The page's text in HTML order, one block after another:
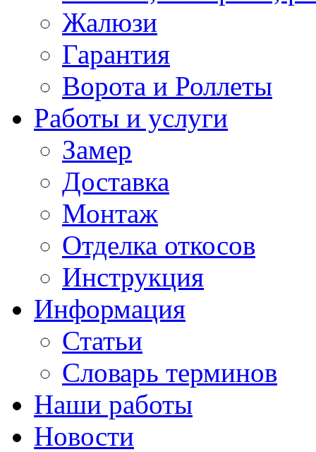
Жалюзи
Гарантия
Ворота и Роллеты
Работы и услуги
Замер
Доставка
Монтаж
Отделка откосов
Инструкция
Информация
Статьи
Словарь терминов
Наши работы
Новости